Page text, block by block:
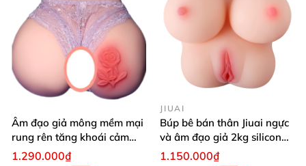
Âm đạo giả mông mềm mại
rung rên tăng khoái cảm
thủ dâm dễ dàng thoải mái
1.290.000₫
JIUAI
Búp bê bán thân Jiuai ngực
và âm đạo giả 2kg silicon
nguyên khối cao cấp
1.150.000₫